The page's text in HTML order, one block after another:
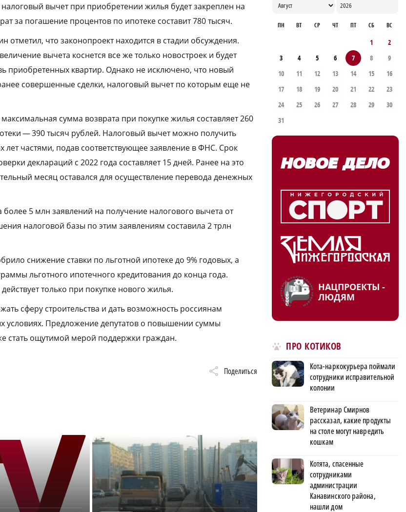
вычет при приобретении жилья будет закреплен на
за погашение процентов по ипотеке составит 780 тысяч.
отметил, что законопроект находится в стадии обсуждения.
вычета коснется все же только новостроек и будет
приобретенных квартир. Однако не исключено, что новый
совершенные сделки, налоговый вычет по которым еще не
сумма возврата при покупке жилья составляет 260
— 390 тысяч рублей. Налоговый вычет можно получить
лет частями, подав соответствующее заявление в ФНС. Срок
деклараций с 2022 года составляет 15 дней. Ранее на это
месяц оставался для осуществление перевода денежных
5 млн заявлений на получение налогового вычета от
налоговой базы по этим заявлениям составила 2 трлн
снижение ставки по льготной ипотеке до 9% годовых, а
льготного ипотечного кредитования до конца года.
только при покупке нового жилья.
сферу строительства и дать возможность россиянам
условиях. Предложение депутатов о повышении суммы
стать ощутимой мерой поддержки граждан.
Поделиться
ПН ВТ СР ЧТ ПТ СБ ВС
1
2
3
4 5 6 7 8
9
10
11 12 13 14 15
16
17
18 19 20 21 22
23
24
25 26 27 28 29
30
31
НАЦПРОЕКТЫ -
ЛЮДЯМ
ПРО КОТИКОВ
Кота-наркокурьера поймали
сотрудники исправительной
колонии
Ветеринар Смирнов
рассказал, какие продукты
на столе могут навредить
кошкам
Котята, спасенные
сотрудниками
администрации
Канавинского района,
нашли дом